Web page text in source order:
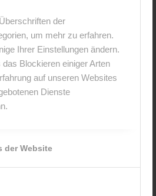
der
um mehr zu erfahren.
Ihrer Einstellungen ändern.
Blockieren einiger Arten
auf unseren Websites
Dienste
der Website
Kommentar
Name*